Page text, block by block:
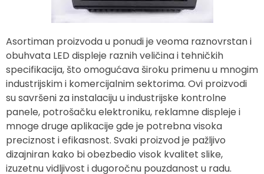
Asortiman proizvoda u ponudi je veoma raznovrstan i
obuhvata LED displeje raznih veličina i tehničkih
specifikacija, što omogućava široku primenu u mnogim
industrijskim i komercijalnim sektorima. Ovi proizvodi
su savršeni za instalaciju u industrijske kontrolne
panele, potrošačku elektroniku, reklamne displeje i
mnoge druge aplikacije gde je potrebna visoka
preciznost i efikasnost. Svaki proizvod je pažljivo
dizajniran kako bi obezbedio visok kvalitet slike,
izuzetnu vidljivost i dugoročnu pouzdanost u radu.